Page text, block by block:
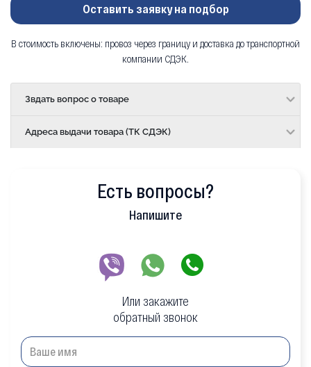
Оставить заявку на подбор
В стоимость включены: провоз через границу и доставка до транспортной
компании СДЭК.
Звдать вопрос о товаре
Адреса выдачи товара (ТК СДЭК)
Есть вопросы?
Напишите
Или закажите
обратный звонок